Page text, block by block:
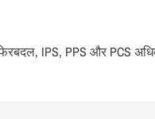
IPS, PPS और PCS